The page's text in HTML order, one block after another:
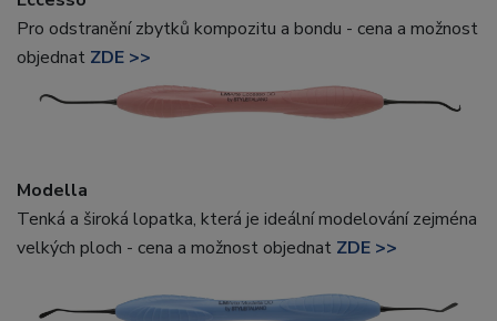
Pro odstranění zbytků kompozitu a bondu - cena a možnost
objednat ZDE >>
Modella
Tenká a široká lopatka, která je ideální modelování zejména
velkých ploch - cena a možnost objednat ZDE >>